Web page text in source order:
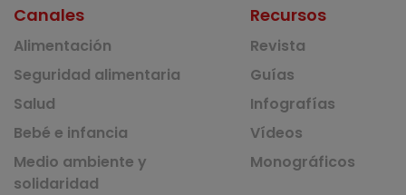
Canales
Alimentación
Seguridad alimentaria
Salud
Bebé e infancia
Medio ambiente y
solidaridad
Recursos
Revista
Guías
Infografías
Vídeos
Monográficos